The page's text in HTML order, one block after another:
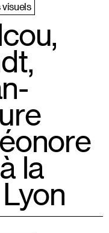
visuels
la